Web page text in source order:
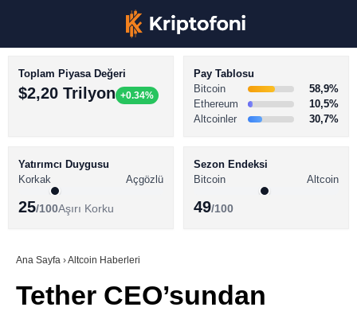
Youtube
BİTCOİN HABERLERİ
ALTCOİN HABERLERİ
SÖZLÜK
Toplam Piyasa Değeri
$2,20 Trilyon +0.34%
Pay Tablosu
Bitcoin
58,9%
Ethereum
10,5%
Altcoinler
30,7%
Yatırımcı Duygusu
Korkak
Açgözlü
25/100Aşırı Korku
Sezon Endeksi
Bitcoin
Altcoin
49/100
Ana Sayfa ›Altcoin Haberleri
Tether CEO’sundan